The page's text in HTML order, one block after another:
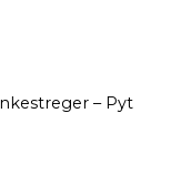
– Pyt